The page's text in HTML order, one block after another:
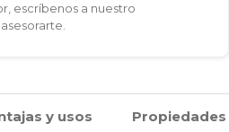
escríbenos a nuestro
y usos Propiedades